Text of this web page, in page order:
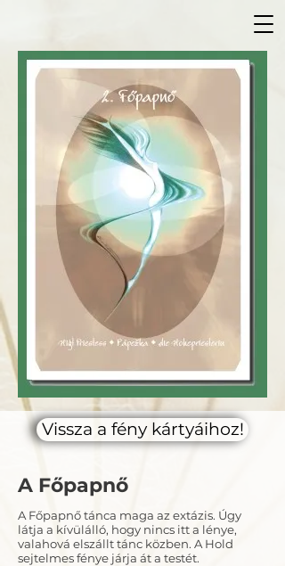
Vissza a fény kártyáihoz!
A Főpapnő
A Főpapnő tánca maga az extázis. Úgy
látja a kívülálló, hogy nincs itt a lénye,
valahová elszállt tánc közben. A Hold
sejtelmes fénye járja át a testét.